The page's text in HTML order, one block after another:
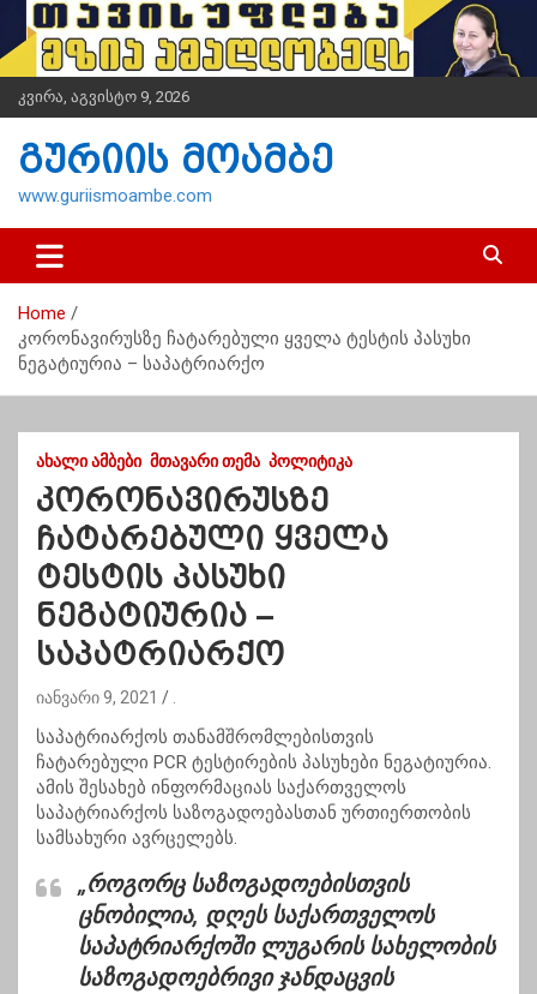
i
t
n
კვირა, აგვისტო 9, 2026
გურიის მოამბე
www.guriismoambe.com
Home
კორონავირუსზე ჩატარებული ყველა ტესტის პასუხი
ნეგატიურია – საპატრიარქო
ᲐᲮᲐᲚᲘ ᲐᲛᲑᲔᲑᲘ ᲛᲗᲐᲕᲐᲠᲘ ᲗᲔᲛᲐ ᲞᲝᲚᲘᲢᲘᲙᲐ
კორონავირუსზე
ჩატარებული ყველა
ტესტის პასუხი
ნეგატიურია –
საპატრიარქო
იანვარი 9, 2021
საპატრიარქოს თანამშრომლებისთვის
ჩატარებული PCR ტესტირების პასუხები ნეგატიურია.
ამის შესახებ ინფორმაციას საქართველოს
საპატრიარქოს საზოგადოებასთან ურთიერთობის
სამსახური ავრცელებს.
„როგორც საზოგადოებისთვის
ცნობილია, დღეს საქართველოს
საპატრიარქოში ლუგარის სახელობის
საზოგადოებრივი ჯანდაცვის